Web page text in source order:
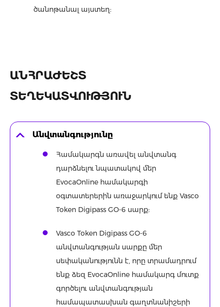
ծանոթանալ այստեղ:
ԱՆՀՐԱԺԵՇՏ
ՏԵՂԵԿԱՏՎՈՒԹՅՈՒՆ
Անվտանգությունը
Համակարգն առավել անվտանգ
դարձնելու նպատակով մեր
EvocaOnline համակարգի
օգտատերերին առաջարկում ենք Vasco
Token Digipass GO-6 սարք:
Vasco Token Digipass GO-6
անվտանգության սարքը մեր
սեփականությունն է, որը տրամադրում
ենք ձեզ EvocaOnline համակարգ մուտք
գործելու անվտանգության
համապատասխան գաղտնանիշերի